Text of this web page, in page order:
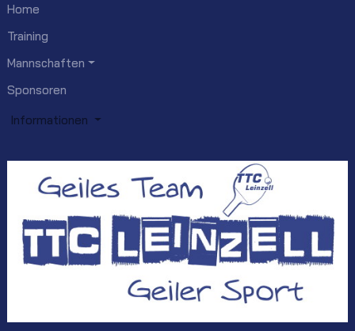
Home
Training
Mannschaften
Sponsoren
Informationen